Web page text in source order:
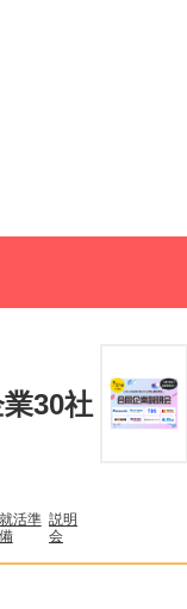
30社
就活準
備
説明
会